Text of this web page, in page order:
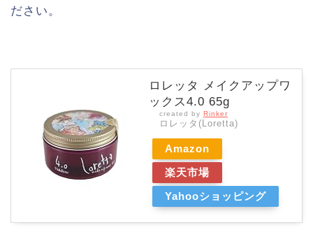
ださい。
ロレッタ メイクアップワ
ックス4.0 65g
created by Rinker
ロレッタ(Loretta)
Amazon
楽天市場
Yahooショッピング